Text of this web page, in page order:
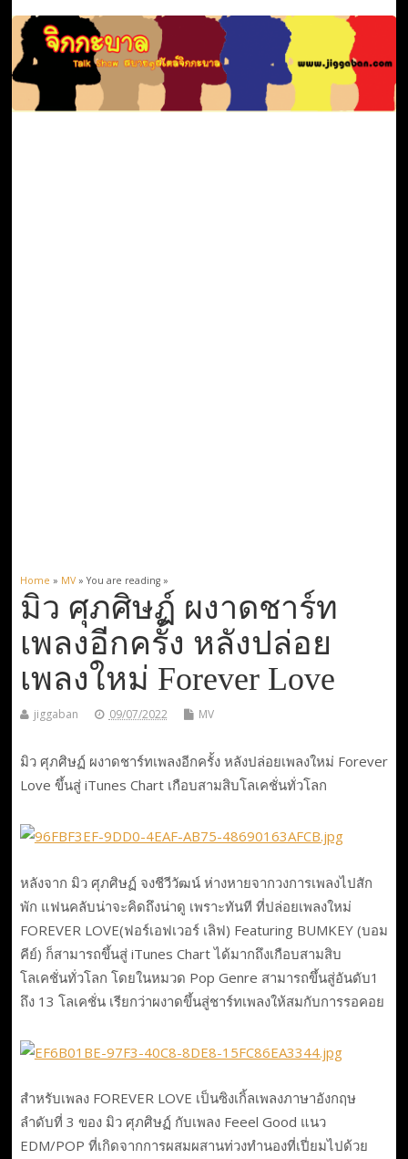
Home » MV» You are reading »
มิว ศุภศิษฏ์ ผงาดชาร์ท
เพลงอีกครั้ง หลังปล่อย
เพลงใหม่ Forever Love
jiggaban 09/07/2022 MV
มิว ศุภศิษฏ์ ผงาดชาร์ทเพลงอีกครั้ง หลังปล่อยเพลงใหม่ Forever
Love ขึ้นสู่ iTunes Chart เกือบสามสิบโลเคชั่นทั่วโลก
หลังจาก มิว ศุภศิษฏ์ จงชีวีวัฒน์ ห่างหายจากวงการเพลงไปสัก
พัก แฟนคลับน่าจะคิดถึงน่าดู เพราะทันที ที่ปล่อยเพลงใหม่
FOREVER LOVE(ฟอร์เอฟเวอร์ เลิฟ) Featuring BUMKEY (บอม
คีย์) ก็สามารถขึ้นสู่ iTunes Chart ได้มากถึงเกือบสามสิบ
โลเคชั่นทั่วโลก โดยในหมวด Pop Genre สามารถขึ้นสู่อันดับ1
ถึง 13 โลเคชั่น เรียกว่าผงาดขึ้นสู่ชาร์ทเพลงให้สมกับการรอคอย
สำหรับเพลง FOREVER LOVE เป็นซิงเกิ้ลเพลงภาษาอังกฤษ
ลำดับที่ 3 ของ มิว ศุภศิษฏ์ กับเพลง Feeel Good แนว
EDM/POP ที่เกิดจากการผสมผสานท่วงทำนองที่เปี่ยมไปด้วย